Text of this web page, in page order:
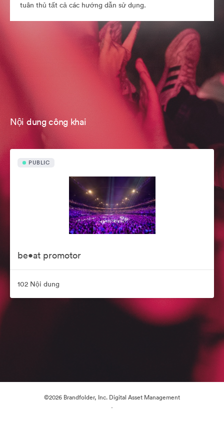
tuân thủ tất cả các hướng dẫn sử dụng.
Nội dung công khai
PUBLIC
be•at promotor
102 Nội dung
©2026 Brandfolder, Inc. Digital Asset Management
·